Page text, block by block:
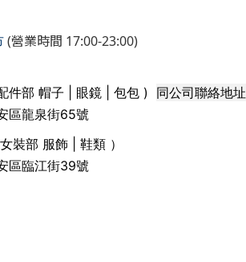
(營業時間 17:00-23:00)
件部 帽子 | 眼鏡 | 包包 ) 同公司聯絡地址
區龍泉街65號
裝部 服飾 | 鞋類 ）
區臨江街39號